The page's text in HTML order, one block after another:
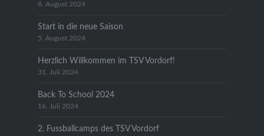
8. August 2024
Start in die neue Saison
5. August 2024
Herzlich Willkommen im TSV Vordorf!
31. Juli 2024
Back To School 2024
16. Juli 2024
2. Fussballcamps des TSV Vordorf